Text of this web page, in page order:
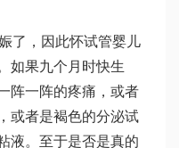
了，因此怀试管婴儿
如果九个月时快生
阵一阵的疼痛，或者
或者是褐色的分泌试
液。至于是否是真的